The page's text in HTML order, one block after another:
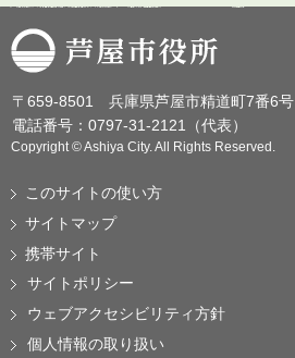
芦屋市役所
〒659-8501 兵庫県芦屋市精道町7番6号
電話番号：0797-31-2121（代表）
Copyright © Ashiya City. All Rights Reserved.
このサイトの使い方
サイトマップ
携帯サイト
サイトポリシー
ウェブアクセシビリティ方針
個人情報の取り扱い